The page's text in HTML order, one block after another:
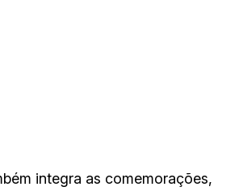
integra as comemorações,